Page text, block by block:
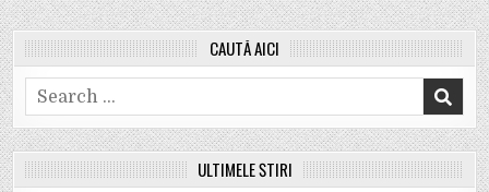
CAUTĂ AICI
Search
for:
ULTIMELE ȘTIRI